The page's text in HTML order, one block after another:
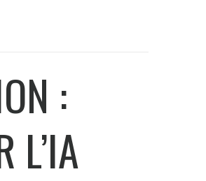
:
L’IA